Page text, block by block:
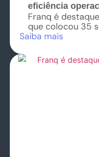
eficiência
Franq é
que colocou 35
Saiba mais